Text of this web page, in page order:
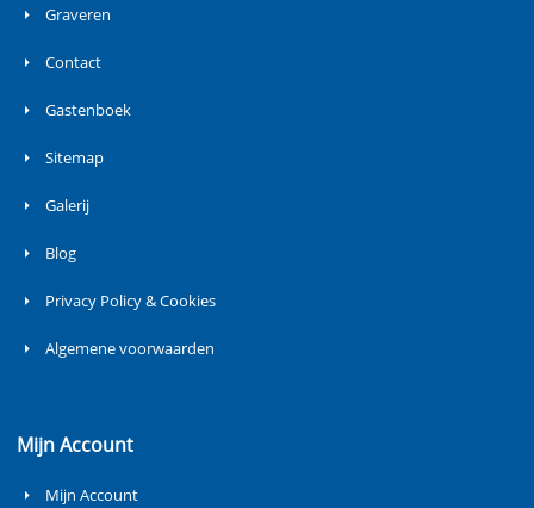
Graveren
Contact
Gastenboek
Sitemap
Galerij
Blog
Privacy Policy & Cookies
Algemene voorwaarden
Mijn Account
Mijn Account